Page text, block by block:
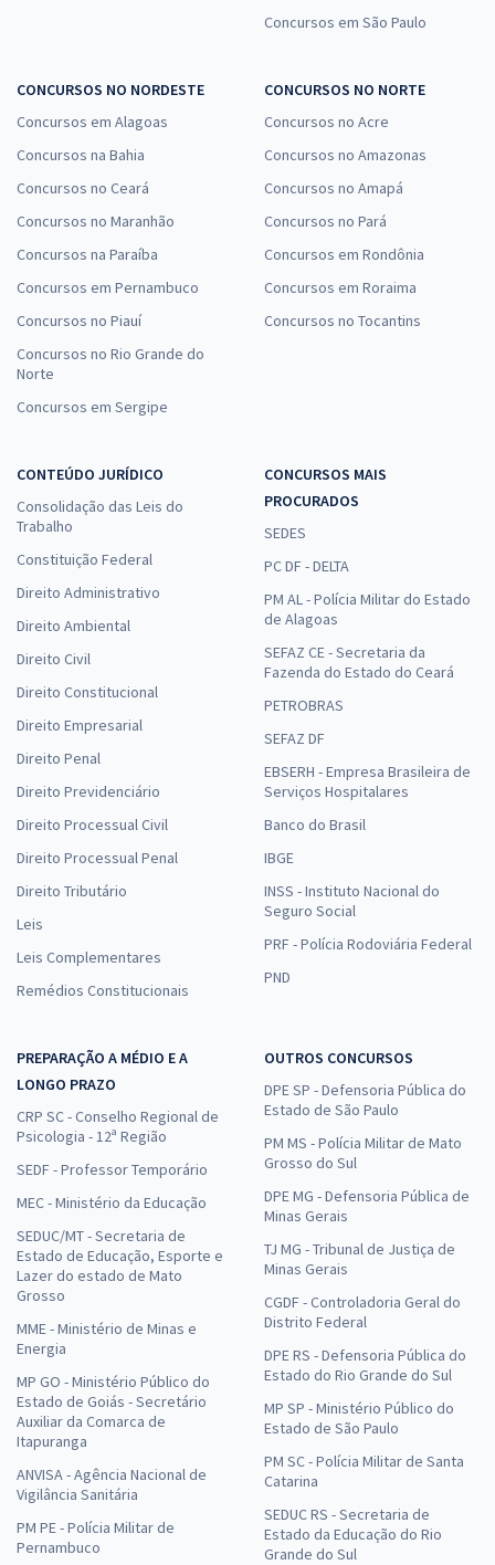
Concursos em São Paulo
CONCURSOS NO NORDESTE
Concursos em Alagoas
Concursos na Bahia
Concursos no Ceará
Concursos no Maranhão
Concursos na Paraíba
Concursos em Pernambuco
Concursos no Piauí
Concursos no Rio Grande do
Norte
Concursos em Sergipe
CONCURSOS NO NORTE
Concursos no Acre
Concursos no Amazonas
Concursos no Amapá
Concursos no Pará
Concursos em Rondônia
Concursos em Roraima
Concursos no Tocantins
CONTEÚDO JURÍDICO
Consolidação das Leis do
Trabalho
Constituição Federal
Direito Administrativo
Direito Ambiental
Direito Civil
Direito Constitucional
Direito Empresarial
Direito Penal
Direito Previdenciário
Direito Processual Civil
Direito Processual Penal
Direito Tributário
Leis
Leis Complementares
Remédios Constitucionais
CONCURSOS MAIS
PROCURADOS
SEDES
PC DF - DELTA
PM AL - Polícia Militar do Estado
de Alagoas
SEFAZ CE - Secretaria da
Fazenda do Estado do Ceará
PETROBRAS
SEFAZ DF
EBSERH - Empresa Brasileira de
Serviços Hospitalares
Banco do Brasil
IBGE
INSS - Instituto Nacional do
Seguro Social
PRF - Polícia Rodoviária Federal
PND
PREPARAÇÃO A MÉDIO E A
LONGO PRAZO
CRP SC - Conselho Regional de
Psicologia - 12ª Região
SEDF - Professor Temporário
MEC - Ministério da Educação
SEDUC/MT - Secretaria de
Estado de Educação, Esporte e
Lazer do estado de Mato
Grosso
MME - Ministério de Minas e
Energia
MP GO - Ministério Público do
Estado de Goiás - Secretário
Auxiliar da Comarca de
Itapuranga
ANVISA - Agência Nacional de
Vigilância Sanitária
PM PE - Polícia Militar de
Pernambuco
OUTROS CONCURSOS
DPE SP - Defensoria Pública do
Estado de São Paulo
PM MS - Polícia Militar de Mato
Grosso do Sul
DPE MG - Defensoria Pública de
Minas Gerais
TJ MG - Tribunal de Justiça de
Minas Gerais
CGDF - Controladoria Geral do
Distrito Federal
DPE RS - Defensoria Pública do
Estado do Rio Grande do Sul
MP SP - Ministério Público do
Estado de São Paulo
PM SC - Polícia Militar de Santa
Catarina
SEDUC RS - Secretaria de
Estado da Educação do Rio
Grande do Sul